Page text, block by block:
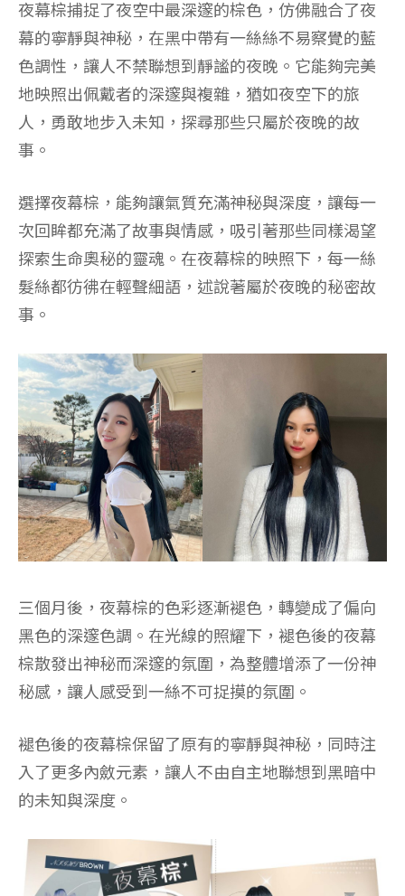
夜幕棕捕捉了夜空中最深邃的棕色，仿佛融合了夜
幕的寧靜與神秘，在黑中帶有一絲絲不易察覺的藍
色調性，讓人不禁聯想到靜謐的夜晚。它能夠完美
地映照出佩戴者的深邃與複雜，猶如夜空下的旅
人，勇敢地步入未知，探尋那些只屬於夜晚的故
事。
選擇夜幕棕，能夠讓氣質充滿神秘與深度，讓每一
次回眸都充滿了故事與情感，吸引著那些同樣渴望
探索生命奧秘的靈魂。在夜幕棕的映照下，每一絲
髮絲都彷彿在輕聲細語，述說著屬於夜晚的秘密故
事。
三個月後，夜幕棕的色彩逐漸褪色，轉變成了偏向
黑色的深邃色調。在光線的照耀下，褪色後的夜幕
棕散發出神秘而深邃的氛圍，為整體增添了一份神
秘感，讓人感受到一絲不可捉摸的氛圍。
褪色後的夜幕棕保留了原有的寧靜與神秘，同時注
入了更多內斂元素，讓人不由自主地聯想到黑暗中
的未知與深度。